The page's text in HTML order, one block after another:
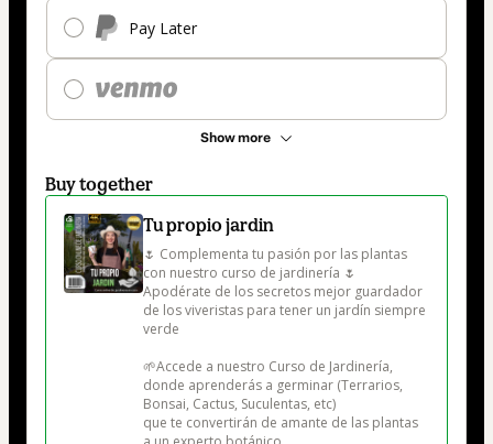
Pay Later
Show more
Buy together
Tu propio jardin
🌷 Complementa tu pasión por las plantas
con nuestro curso de jardinería 🌷
Apodérate de los secretos mejor guardador
de los viveristas para tener un jardín siempre
verde
🌱Accede a nuestro Curso de Jardinería,
donde aprenderás a germinar (Terrarios,
Bonsai, Cactus, Suculentas, etc)
que te convertirán de amante de las plantas